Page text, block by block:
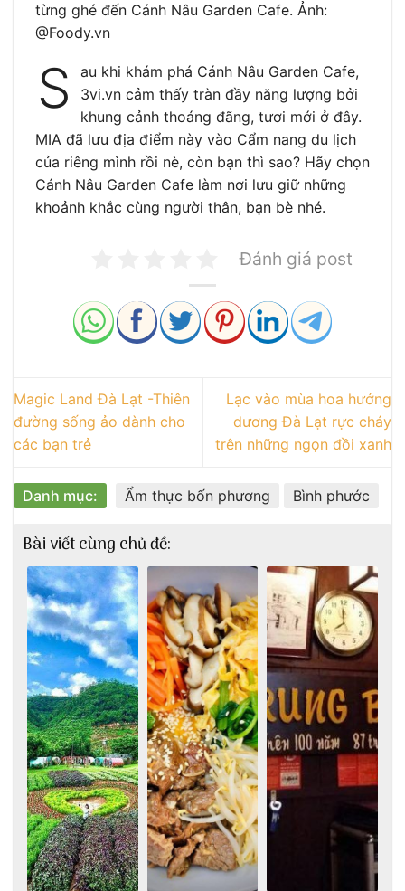
từng ghé đến Cánh Nâu Garden Cafe. Ảnh:
@Foody.vn
S
au khi khám phá Cánh Nâu Garden Cafe,
3vi.vn cảm thấy tràn đầy năng lượng bởi
khung cảnh thoáng đãng, tươi mới ở đây.
MIA đã lưu địa điểm này vào Cẩm nang du lịch
của riêng mình rồi nè, còn bạn thì sao? Hãy chọn
Cánh Nâu Garden Cafe làm nơi lưu giữ những
khoảnh khắc cùng người thân, bạn bè nhé.
Đánh giá post
Magic Land Đà Lạt -Thiên
đường sống ảo dành cho
các bạn trẻ
Lạc vào mùa hoa hướng
dương Đà Lạt rực cháy
trên những ngọn đồi xanh
Danh mục: Ẩm thực bốn phương Bình phước
Bài viết cùng chủ đề: